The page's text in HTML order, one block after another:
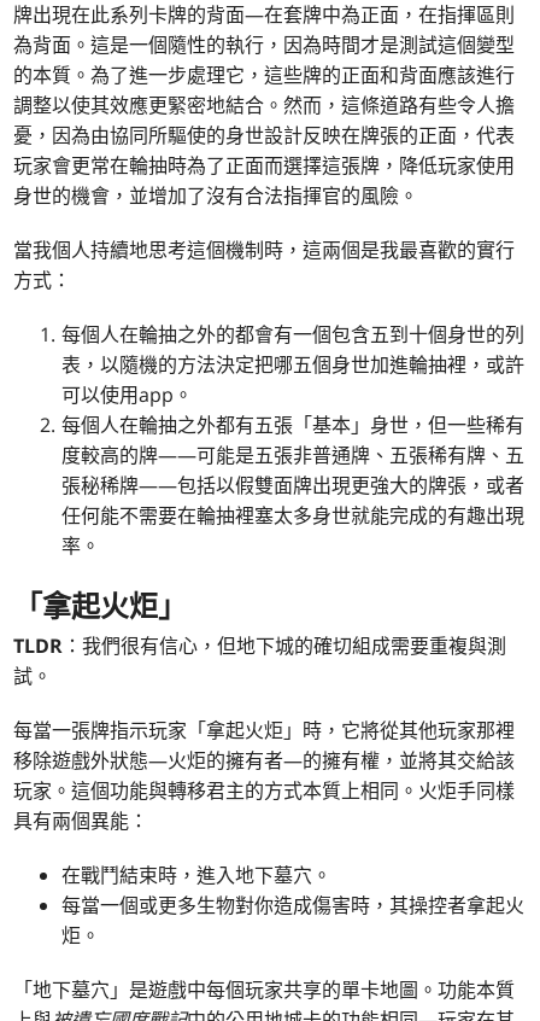
牌出現在此系列卡牌的背面—在套牌中為正面，在指揮區則
為背面。這是一個隨性的執行，因為時間才是測試這個變型
的本質。為了進一步處理它，這些牌的正面和背面應該進行
調整以使其效應更緊密地結合。然而，這條道路有些令人擔
憂，因為由協同所驅使的身世設計反映在牌張的正面，代表
玩家會更常在輪抽時為了正面而選擇這張牌，降低玩家使用
身世的機會，並增加了沒有合法指揮官的風險。
當我個人持續地思考這個機制時，這兩個是我最喜歡的實行
方式：
每個人在輪抽之外的都會有一個包含五到十個身世的列
表，以隨機的方法決定把哪五個身世加進輪抽裡，或許
可以使用app。
每個人在輪抽之外都有五張「基本」身世，但一些稀有
度較高的牌——可能是五張非普通牌、五張稀有牌、五
張秘稀牌——包括以假雙面牌出現更強大的牌張，或者
任何能不需要在輪抽裡塞太多身世就能完成的有趣出現
率。
「拿起火炬」
TLDR ：我們很有信心，但地下城的確切組成需要重複與測
試。
每當一張牌指示玩家「拿起火炬」時，它將從其他玩家那裡
移除遊戲外狀態—火炬的擁有者—的擁有權，並將其交給該
玩家。這個功能與轉移君主的方式本質上相同。火炬手同樣
具有兩個異能：
在戰鬥結束時，進入地下墓穴。
每當一個或更多生物對你造成傷害時，其操控者拿起火
炬。
「地下墓穴」是遊戲中每個玩家共享的單卡地圖。功能本質